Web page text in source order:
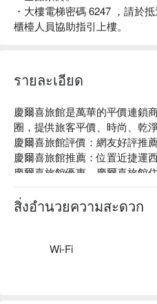
・大樓電梯密碼 6247 ，請於
櫃檯人員協助指引上樓。
รายละเอียด
慶爾喜旅館是萬華的平價連鎖
圈，提供旅客平價、時尚、乾
慶爾喜旅館評價：網友好評推薦
慶爾喜旅館推薦：位置近捷運
慶爾喜旅館優惠、慶爾喜旅館
立刻查看⬇︎
สิ่งอำนวยความสะดวก
Wi-Fi